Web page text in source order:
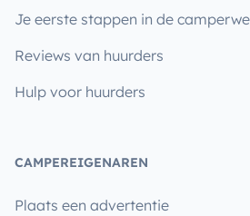
Je eerste stappen in de
Reviews van huurders
Hulp voor huurders
CAMPEREIGENAREN
Plaats een advertentie